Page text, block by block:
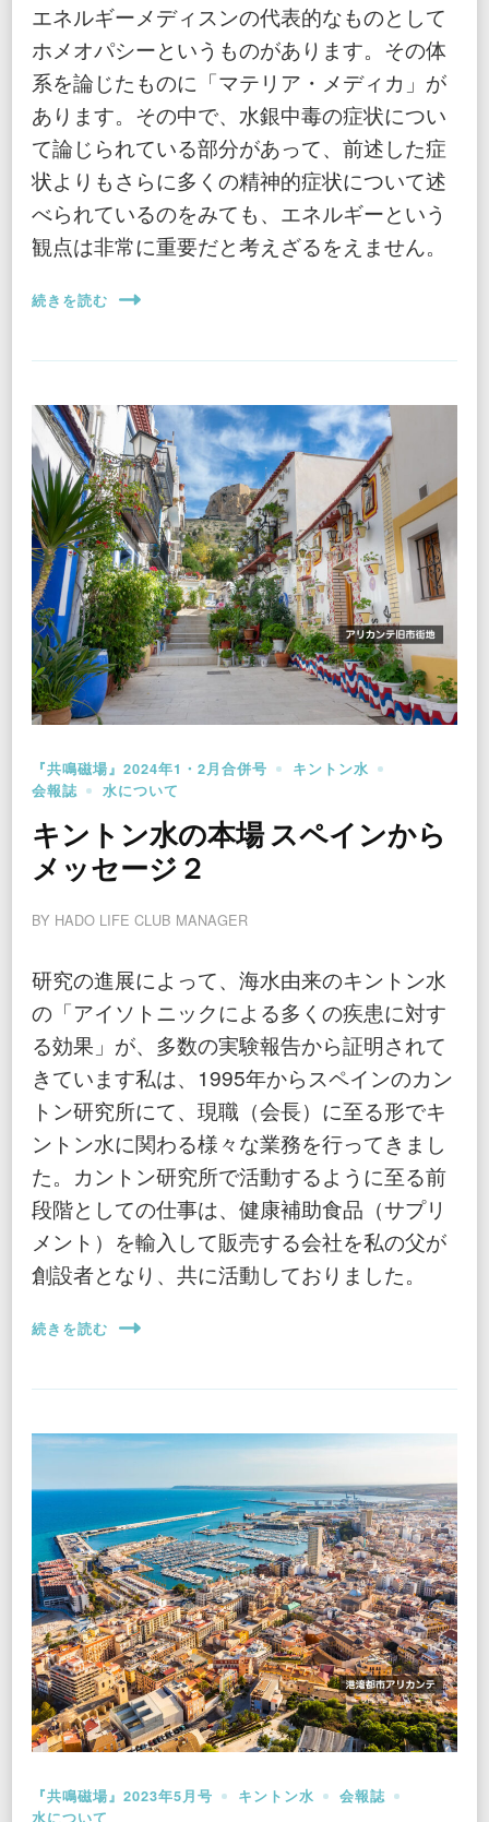
エネルギーメディスンの代表的なものとして
ホメオパシーというものがあります。その体
系を論じたものに「マテリア・メディカ」が
あります。その中で、水銀中毒の症状につい
て論じられている部分があって、前述した症
状よりもさらに多くの精神的症状について述
べられているのをみても、エネルギーという
観点は非常に重要だと考えざるをえません。
続きを読む
『共鳴磁場』2024年1・2月合併号
キントン水
会報誌
水について
キントン水の本場 スペインから
メッセージ２
BY HADO LIFE CLUB MANAGER
研究の進展によって、海水由来のキントン水
の「アイソトニックによる多くの疾患に対す
る効果」が、多数の実験報告から証明されて
きています私は、1995年からスペインのカン
トン研究所にて、現職（会長）に至る形でキ
ントン水に関わる様々な業務を行ってきまし
た。カントン研究所で活動するように至る前
段階としての仕事は、健康補助食品（サプリ
メント）を輸入して販売する会社を私の父が
創設者となり、共に活動しておりました。
続きを読む
『共鳴磁場』2023年5月号 キントン水
会報誌
水について